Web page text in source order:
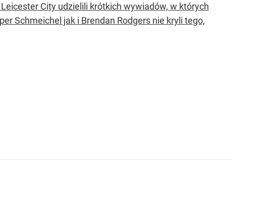
City udzielili krótkich wywiadów, w których
Schmeichel jak i Brendan Rodgers nie kryli tego,